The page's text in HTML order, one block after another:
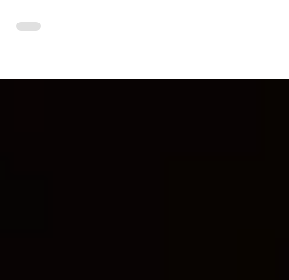
En el artículo anterior fui claro al explicar
somatización de emociones y expliqué
son las...